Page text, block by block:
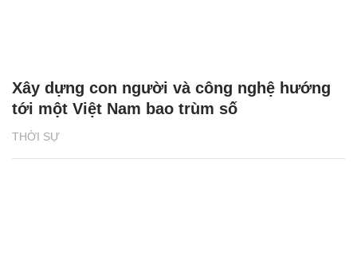
THỜI SỰ
Xây dựng con người và công nghệ hướng
tới một Việt Nam bao trùm số